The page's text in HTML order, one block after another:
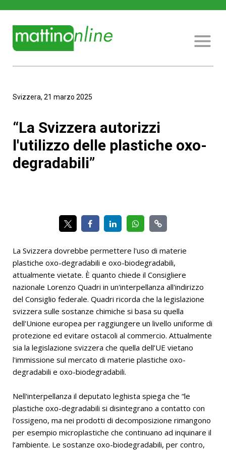
Svizzera, 21 marzo 2025
“La Svizzera autorizzi
l'utilizzo delle plastiche oxo-
degradabili”
La Svizzera dovrebbe permettere l'uso di materie
plastiche oxo-degradabili e oxo-biodegradabili,
attualmente vietate. È quanto chiede il Consigliere
nazionale Lorenzo Quadri in un'interpellanza all'indirizzo
del Consiglio federale. Quadri ricorda che la legislazione
svizzera sulle sostanze chimiche si basa su quella
dell'Unione europea per raggiungere un livello uniforme di
protezione ed evitare ostacoli al commercio. Attualmente
sia la legislazione svizzera che quella dell’UE vietano
l'immissione sul mercato di materie plastiche oxo-
degradabili e oxo-biodegradabili.
Nell'interpellanza il deputato leghista spiega che “le
plastiche oxo-degradabili si disintegrano a contatto con
l'ossigeno, ma nei prodotti di decomposizione rimangono
per esempio microplastiche che continuano ad inquinare il
l’ambiente. Le sostanze oxo-biodegradabili, per contro,